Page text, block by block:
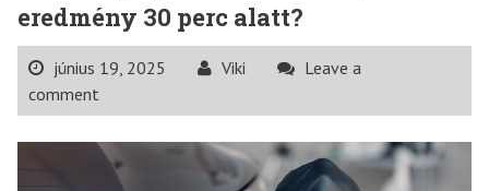
eredmény 30 perc alatt?
június 19, 2025 Viki
Leave a
comment